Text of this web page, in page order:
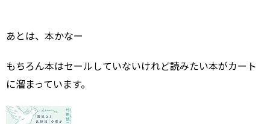
あとは、本かなー
もちろん本はセールしていないけれど読みたい本がカート
に溜まっています。